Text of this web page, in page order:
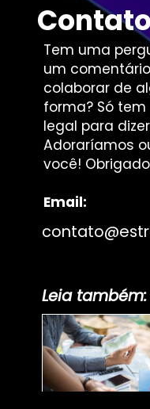
Contato
Tem uma
um
colaborar de
forma? Só
legal para
Adoraríamos
você!
Email:
Leia também: